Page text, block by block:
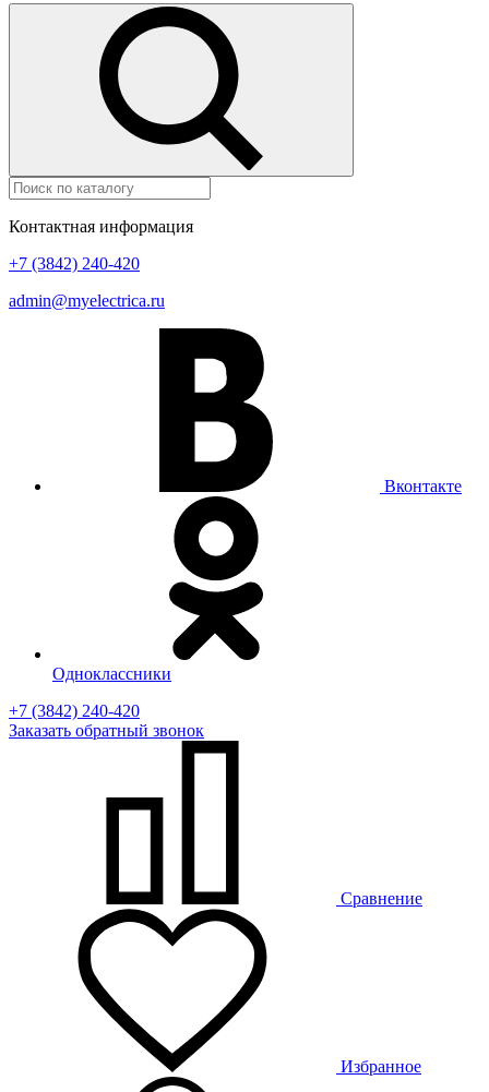
Контактная информация
+7 (3842) 240-420
admin@myelectrica.ru
Вконтакте
Одноклассники
+7 (3842) 240-420
Заказать обратный звонок
Сравнение
Избранное